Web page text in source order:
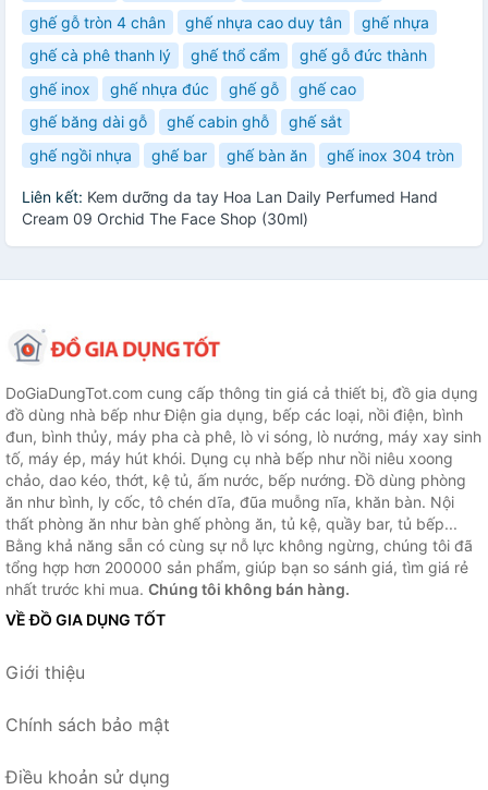
ghế gỗ tròn 4 chân
ghế nhựa cao duy tân
ghế nhựa
ghế cà phê thanh lý
ghế thổ cẩm
ghế gỗ đức thành
ghế inox
ghế nhựa đúc ghế gỗ
ghế cao
ghế băng dài gỗ
ghế cabin ghỗ
ghế sắt
ghế ngồi nhựa
ghế bar ghế bàn ăn ghế inox 304 tròn
Liên kết: Kem dưỡng da tay Hoa Lan Daily Perfumed Hand
Cream 09 Orchid The Face Shop (30ml)
DoGiaDungTot.com cung cấp thông tin giá cả thiết bị, đồ gia dụng
đồ dùng nhà bếp như Điện gia dụng, bếp các loại, nồi điện, bình
đun, bình thủy, máy pha cà phê, lò vi sóng, lò nướng, máy xay sinh
tố, máy ép, máy hút khói. Dụng cụ nhà bếp như nồi niêu xoong
chảo, dao kéo, thớt, kệ tủ, ấm nước, bếp nướng. Đồ dùng phòng
ăn như bình, ly cốc, tô chén dĩa, đũa muỗng nĩa, khăn bàn. Nội
thất phòng ăn như bàn ghế phòng ăn, tủ kệ, quầy bar, tủ bếp...
Bằng khả năng sẵn có cùng sự nỗ lực không ngừng, chúng tôi đã
tổng hợp hơn 200000 sản phẩm, giúp bạn so sánh giá, tìm giá rẻ
nhất trước khi mua. Chúng tôi không bán hàng.
VỀ ĐỒ GIA DỤNG TỐT
Giới thiệu
Chính sách bảo mật
Điều khoản sử dụng